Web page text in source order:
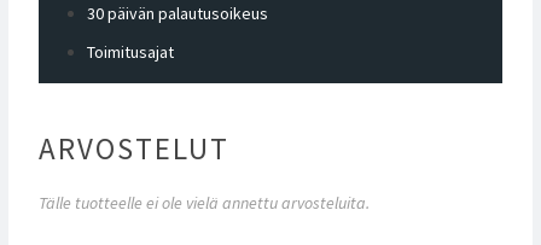
30 päivän palautusoikeus
Toimitusajat
ARVOSTELUT
Tälle tuotteelle ei ole vielä annettu arvosteluita.